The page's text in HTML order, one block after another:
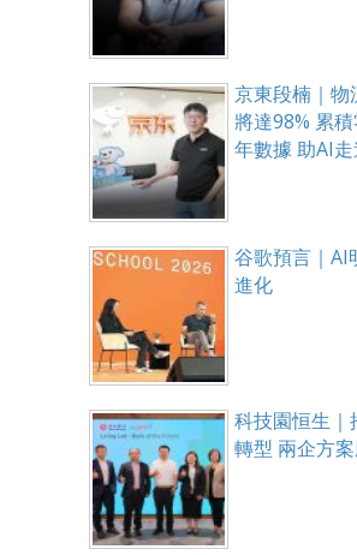
京東段楠｜物
將達98% 累
年數據 助AI
谷歌預言｜AI
進化
科技園恒生｜
轉型 兩企方